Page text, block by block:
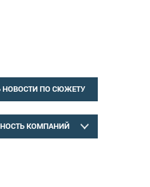
НОВОСТИ ПО СЮЖЕТУ
КОМПАНИЙ